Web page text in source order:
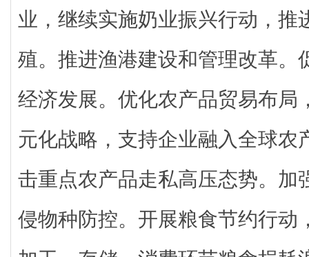
业，继续实施奶业振兴行动，推
殖。推进渔港建设和管理改革。
经济发展。优化农产品贸易布局
元化战略，支持企业融入全球农
击重点农产品走私高压态势。加
侵物种防控。开展粮食节约行动